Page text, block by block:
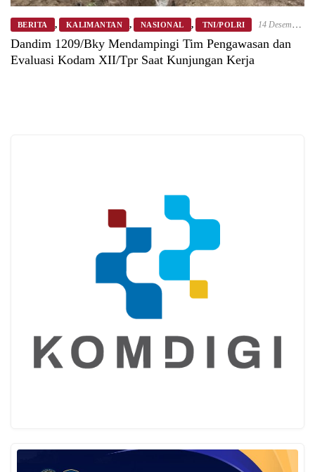
BERITA , KALIMANTAN , NASIONAL , TNI/POLRI
14 Desember
2025
Dandim 1209/Bky Mendampingi Tim Pengawasan dan
Evaluasi Kodam XII/Tpr Saat Kunjungan Kerja